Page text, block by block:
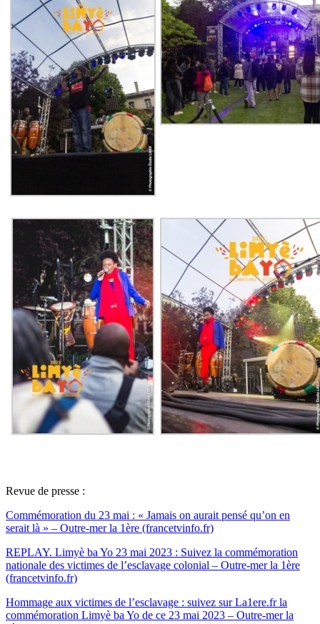
Revue de presse :
Commémoration du 23 mai : « Jamais on aurait pensé qu’on en
serait là » – Outre-mer la 1ère (francetvinfo.fr)
REPLAY. Limyè ba Yo 23 mai 2023 : Suivez la commémoration
nationale des victimes de l’esclavage colonial – Outre-mer la 1ère
(francetvinfo.fr)
Hommage aux victimes de l’esclavage : suivez sur La1ere.fr la
commémoration Limyè ba Yo de ce 23 mai 2023 – Outre-mer la